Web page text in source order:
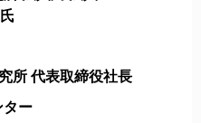
所 代表取締役社長
ー